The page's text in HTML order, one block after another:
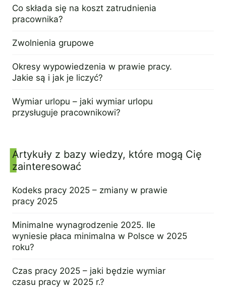
Co składa się na koszt zatrudnienia
pracownika?
Zwolnienia grupowe
Okresy wypowiedzenia w prawie pracy.
Jakie są i jak je liczyć?
Wymiar urlopu – jaki wymiar urlopu
przysługuje pracownikowi?
Artykuły z bazy wiedzy, które mogą Cię
zainteresować
Kodeks pracy 2025 – zmiany w prawie
pracy 2025
Minimalne wynagrodzenie 2025. Ile
wyniesie płaca minimalna w Polsce w 2025
roku?
Czas pracy 2025 – jaki będzie wymiar
czasu pracy w 2025 r.?